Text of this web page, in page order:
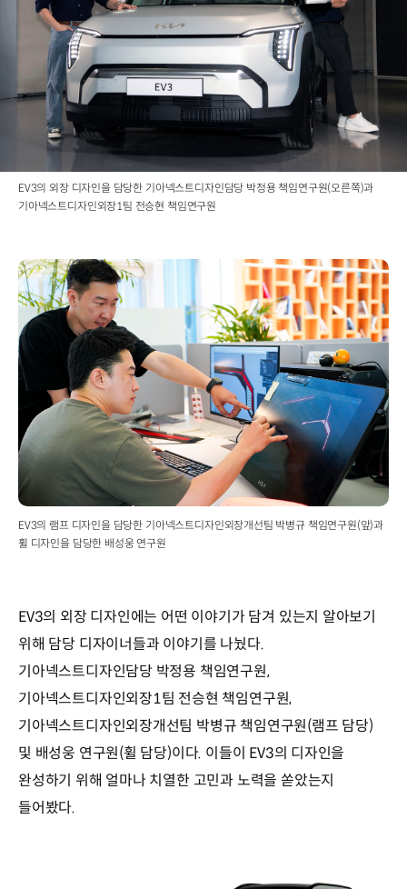
EV3의 외장 디자인을 담당한 기아넥스트디자인담당 박정용 책임연구원(오른쪽)과
기아넥스트디자인외장1팀 전승현 책임연구원
EV3의 램프 디자인을 담당한 기아넥스트디자인외장개선팀 박병규 책임연구원(앞)과
휠 디자인을 담당한 배성웅 연구원
EV3의 외장 디자인에는 어떤 이야기가 담겨 있는지 알아보기
위해 담당 디자이너들과 이야기를 나눴다.
기아넥스트디자인담당 박정용 책임연구원,
기아넥스트디자인외장1팀 전승현 책임연구원,
기아넥스트디자인외장개선팀 박병규 책임연구원(램프 담당)
및 배성웅 연구원(휠 담당)이다. 이들이 EV3의 디자인을
완성하기 위해 얼마나 치열한 고민과 노력을 쏟았는지
들어봤다.